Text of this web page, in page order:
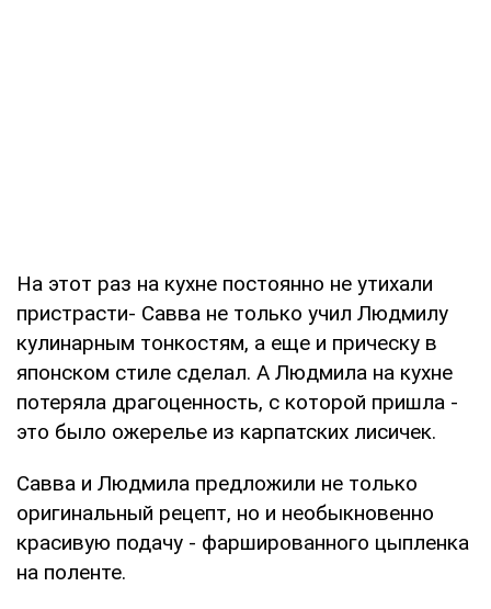
На этот раз на кухне постоянно не утихали
пристрасти- Савва не только учил Людмилу
кулинарным тонкостям, а еще и прическу в
японском стиле сделал. А Людмила на кухне
потеряла драгоценность, с которой пришла -
это было ожерелье из карпатских лисичек.
Савва и Людмила предложили не только
оригинальный рецепт, но и необыкновенно
красивую подачу - фаршированного цыпленка
на поленте.